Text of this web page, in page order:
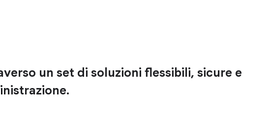
un set di soluzioni flessibili, sicure e